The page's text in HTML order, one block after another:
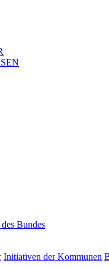
Bundes
Initiativen der Kommunen